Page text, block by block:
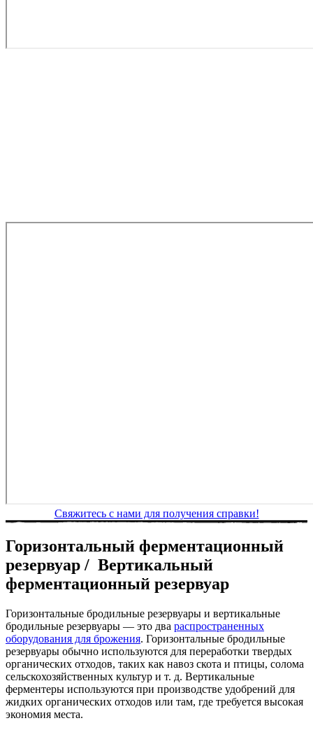
Свяжитесь с нами для получения справки!
Горизонтальный ферментационный
резервуар / Вертикальный
ферментационный резервуар
Горизонтальные бродильные резервуары и вертикальные
бродильные резервуары — это два распространенных
оборудования для брожения. Горизонтальные бродильные
резервуары обычно используются для переработки твердых
органических отходов, таких как навоз скота и птицы, солома
сельскохозяйственных культур и т. д. Вертикальные
ферментеры используются при производстве удобрений для
жидких органических отходов или там, где требуется высокая
экономия места.